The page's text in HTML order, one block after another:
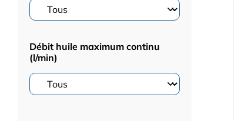
Débit huile maximum continu
(l/min)